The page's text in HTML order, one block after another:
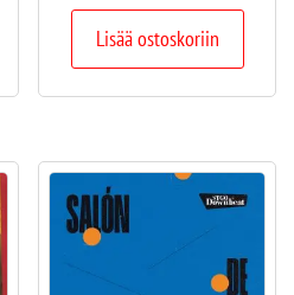
Lisää ostoskoriin